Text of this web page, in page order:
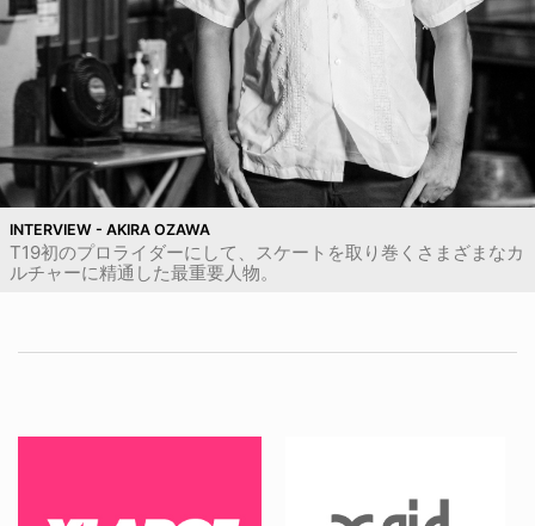
INTERVIEW - AKIRA OZAWA
T19初のプロライダーにして、スケートを取り巻くさまざまなカ
ルチャーに精通した最重要人物。